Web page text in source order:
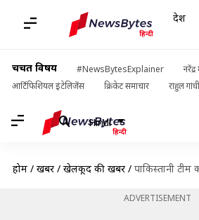
देश
चर्चित विषय #NewsBytesExplainer
नरेंद्र
आर्टिफिशियल इंटेलिजेंस
क्रिकेट समाचार राहुल गांधी
Hindi
होम / खबरें / खेलकूद की खबरें / पाकिस्तानी टीम को वनडे सीरीज़ के
ADVERTISEMENT